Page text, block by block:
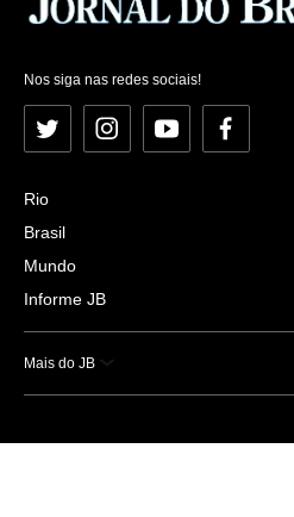
Nos siga nas redes sociais!
Twitter InstagramYouTubeFacebook
Rio
Brasil
Mundo
Informe JB
Mais do JB
Esportes